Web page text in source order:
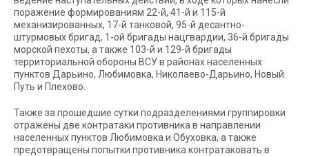
поражение формированиям 22-й, 41-й и 115-й
механизированных, 17-й танковой, 95-й десантно-
штурмовых бригад, 1-ой бригады нацгвардии, 36-й бригады
морской пехоты, а также 103-й и 129-й бригады
территориальной обороны ВСУ в районах населенных
пунктов Дарьино, Любимовка, Николаево-Дарьино, Новый
Путь и Плехово.
Также за прошедшие сутки подразделениями группировки
отражены две контратаки противника в направлении
населенных пунктов Любимовка и Обуховка, а также
предотвращены попытки противника контратаковать в